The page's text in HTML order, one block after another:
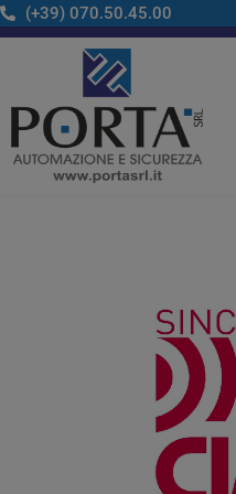
Vai
al
(+39) 070.50.45.00​